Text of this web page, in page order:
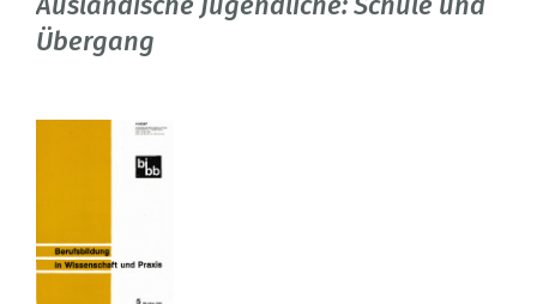
Übergang